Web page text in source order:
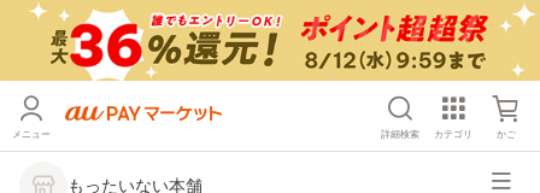
メニュー 詳細検索 カテゴリ かご
もったいない本舗